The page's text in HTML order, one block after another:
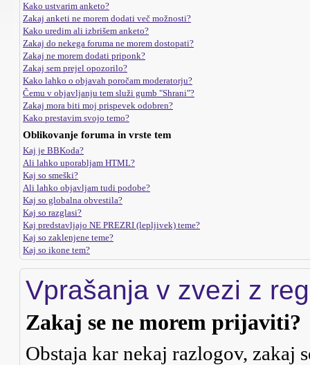
Kako ustvarim anketo?
Zakaj anketi ne morem dodati več možnosti?
Kako uredim ali izbrišem anketo?
Zakaj do nekega foruma ne morem dostopati?
Zakaj ne morem dodati priponk?
Zakaj sem prejel opozorilo?
Kako lahko o objavah poročam moderatorju?
Čemu v objavljanju tem služi gumb "Shrani"?
Zakaj mora biti moj prispevek odobren?
Kako prestavim svojo temo?
Oblikovanje foruma in vrste tem
Kaj je BBKoda?
Ali lahko uporabljam HTML?
Kaj so smeški?
Ali lahko objavljam tudi podobe?
Kaj so globalna obvestila?
Kaj so razglasi?
Kaj predstavljajo NE PREZRI (lepljivek) teme?
Kaj so zaklenjene teme?
Kaj so ikone tem?
Vprašanja v zvezi z
Zakaj se ne morem prijaviti?
Obstaja kar nekaj razlogov, zakaj